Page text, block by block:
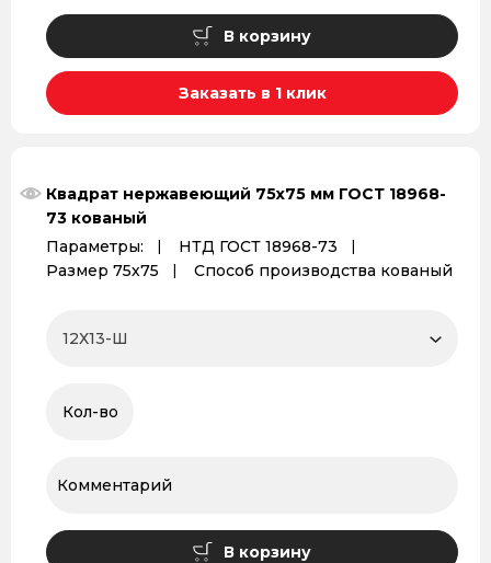
В корзину
Заказать в 1 клик
Квадрат нержавеющий 75х75 мм ГОСТ 18968-
73 кованый
Параметры:
НТД ГОСТ 18968-73
Размер 75х75
Способ производства кованый
В корзину